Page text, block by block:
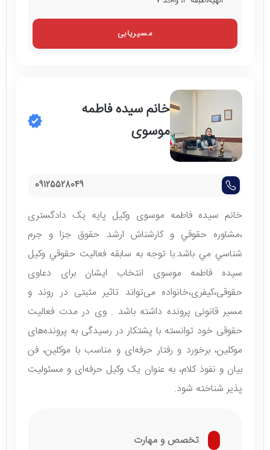
مسیریابی
خانم سيده فاطمه
موسوی
09125528049
خانم سيده فاطمه موسوی وكیل پايه يک دادگستری
،مشاوره حقوقي و كارشناش ارشد حقوق جزا و جرم
شناسي مي باشد.با توجه به سابقه فعاليت حقوقي وکیل
سيده فاطمه موسوی انتخاب ايشان برای دعاوی
حقوقی،كيفری،خانواده می‌تواند تاثیر مثبتی در روند و
مسیر قانونی پرونده داشته باشد . وی در مدت فعالیت
حقوقی خود توانسته با پشتکار در رسیدگی به پرونده‌های
موکلین، برخورد و رفتار حرفه‌ای و مناسب با موکلین، فن
بیان و نفوذ کلام، به عنوان یک وکیل حرفه‌ای و مسئولیت
پذیر شناخته شود.
تخصص و مهارت